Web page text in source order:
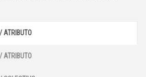
ATRIBUTO
ATRIBUTO